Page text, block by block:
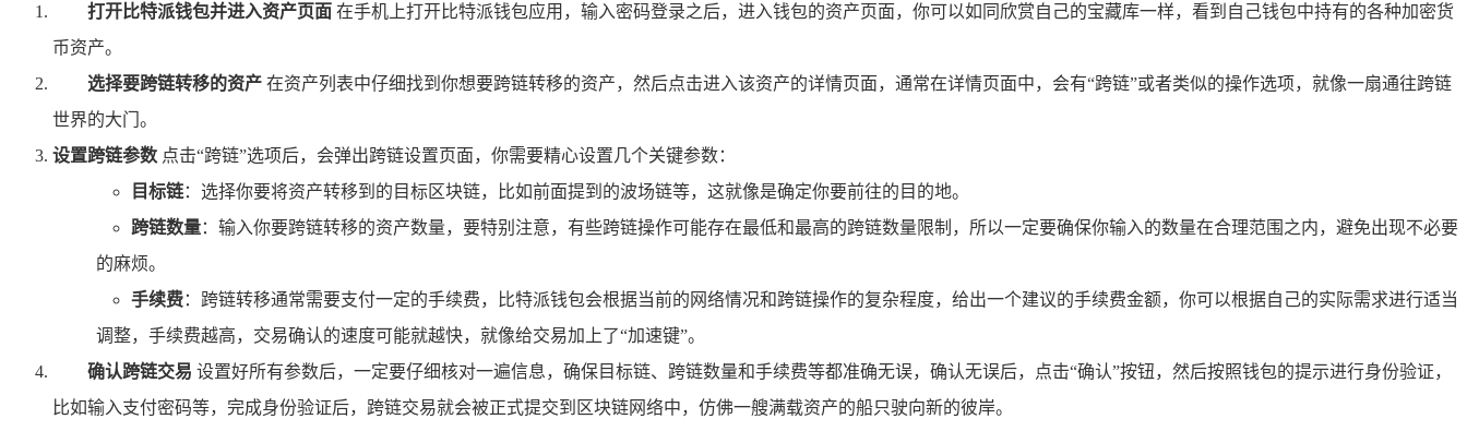
打开比特派钱包并进入资产页面 在手机上打开比特派钱包应用，输入密码登录之后，进入钱包的资产页面，你可以如同欣赏自己的宝藏库一样，看到自己钱包中持有的各种加密货
币资产。
选择要跨链转移的资产 在资产列表中仔细找到你想要跨链转移的资产，然后点击进入该资产的详情页面，通常在详情页面中，会有“跨链”或者类似的操作选项，就像一扇通往跨链
世界的大门。
设置跨链参数 点击“跨链”选项后，会弹出跨链设置页面，你需要精心设置几个关键参数：
目标链：选择你要将资产转移到的目标区块链，比如前面提到的波场链等，这就像是确定你要前往的目的地。
跨链数量：输入你要跨链转移的资产数量，要特别注意，有些跨链操作可能存在最低和最高的跨链数量限制，所以一定要确保你输入的数量在合理范围之内，避免出现不必要
的麻烦。
手续费：跨链转移通常需要支付一定的手续费，比特派钱包会根据当前的网络情况和跨链操作的复杂程度，给出一个建议的手续费金额，你可以根据自己的实际需求进行适当
调整，手续费越高，交易确认的速度可能就越快，就像给交易加上了“加速键”。
确认跨链交易 设置好所有参数后，一定要仔细核对一遍信息，确保目标链、跨链数量和手续费等都准确无误，确认无误后，点击“确认”按钮，然后按照钱包的提示进行身份验证，
比如输入支付密码等，完成身份验证后，跨链交易就会被正式提交到区块链网络中，仿佛一艘满载资产的船只驶向新的彼岸。